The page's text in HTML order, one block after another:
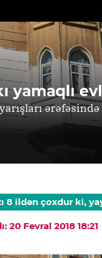
yamaqlı
8 ildən çoxdur ki,
20 Fevral 2018 18:21